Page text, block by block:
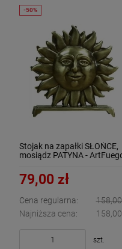
Stojak na zapałki SŁOŃCE,
mosiądz PATYNA -
79,00 zł
Cena regularna:
158,00
Najniższa cena:
158,00
szt.